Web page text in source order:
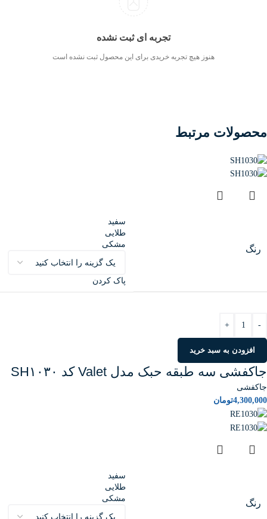
تجربه ای ثبت نشده
هنوز هیچ تجربه خریدی برای این محصول ثبت نشده است
محصولات مرتبط
رنگ
سفید
طلایی
مشکی
پاک کردن
-
+
افزودن به سبد خرید
جاکفشی سه طبقه حبک مدل Valet کد SH۱۰۳۰
جاکفشی
4,300,000تومان
رنگ
سفید
طلایی
مشکی